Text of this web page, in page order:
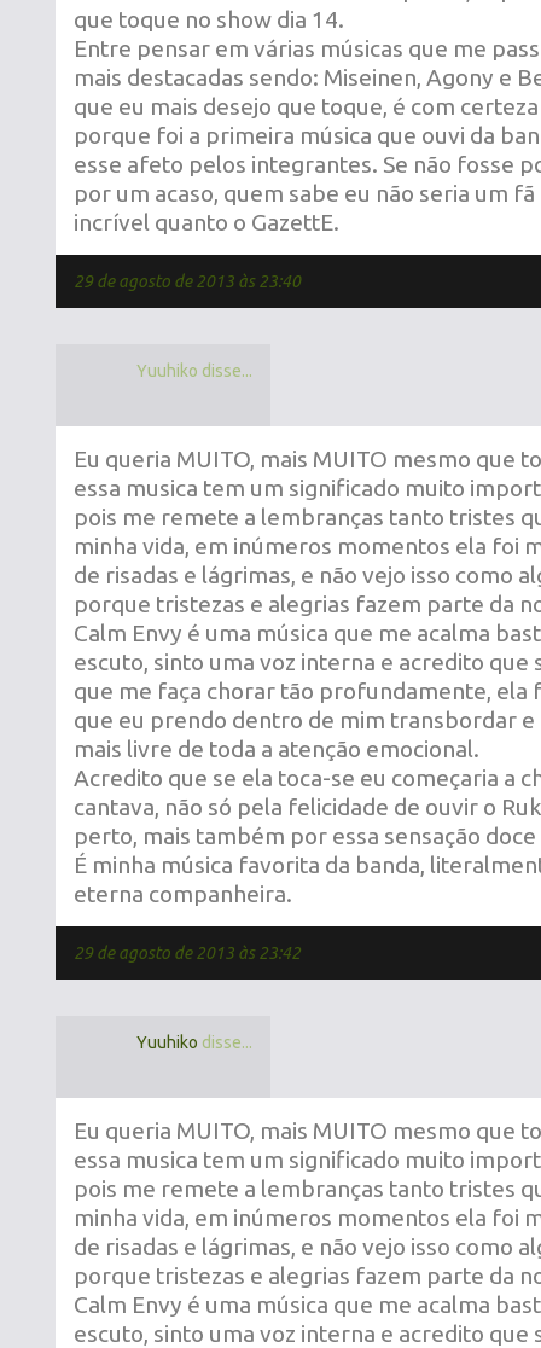
que toque no show dia 14.
Entre pensar em várias músicas que me
mais destacadas sendo: Miseinen, Agony e
que eu mais desejo que toque, é com
porque foi a primeira música que ouvi da
esse afeto pelos integrantes. Se não fosse
por um acaso, quem sabe eu não seria um
incrível quanto o GazettE.
29 de agosto de 2013 às 23:40
Yuuhiko disse...
Eu queria MUITO, mais MUITO mesmo que
essa musica tem um significado muito
pois me remete a lembranças tanto tristes
minha vida, em inúmeros momentos ela foi
de risadas e lágrimas, e não vejo isso como
porque tristezas e alegrias fazem parte da
Calm Envy é uma música que me acalma
escuto, sinto uma voz interna e acredito que
que me faça chorar tão profundamente, ela
que eu prendo dentro de mim transbordar e
mais livre de toda a atenção emocional.
Acredito que se ela toca-se eu começaria a
cantava, não só pela felicidade de ouvir o
perto, mais também por essa sensação
É minha música favorita da banda,
eterna companheira.
29 de agosto de 2013 às 23:42
Yuuhiko disse...
Eu queria MUITO, mais MUITO mesmo que
essa musica tem um significado muito
pois me remete a lembranças tanto tristes
minha vida, em inúmeros momentos ela foi
de risadas e lágrimas, e não vejo isso como
porque tristezas e alegrias fazem parte da
Calm Envy é uma música que me acalma
escuto, sinto uma voz interna e acredito que